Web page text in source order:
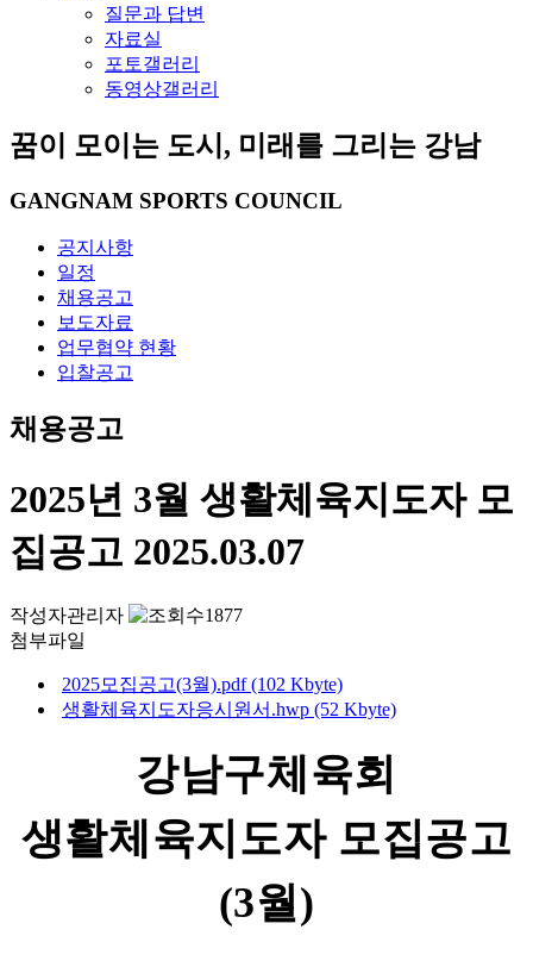
질문과 답변
자료실
포토갤러리
동영상갤러리
꿈이 모이는 도시, 미래를 그리는 강남
GANGNAM SPORTS COUNCIL
공지사항
일정
채용공고
보도자료
업무협약 현황
입찰공고
채용공고
2025년 3월 생활체육지도자 모
집공고 2025.03.07
작성자관리자
1877
첨부파일
2025모집공고(3월).pdf (102 Kbyte)
생활체육지도자응시원서.hwp (52 Kbyte)
강남구체육회
생활체육지도자 모집공고
(3월)